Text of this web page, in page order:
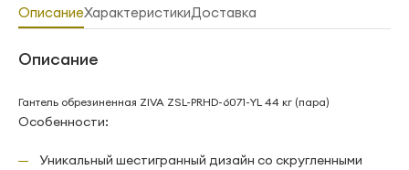
ОписаниеХарактеристикиДоставка
Описание
Гантель обрезиненная ZIVA ZSL-PRHD-6071-YL 44 кг (пара)
Особенности:
Уникальный шестигранный дизайн со скругленными